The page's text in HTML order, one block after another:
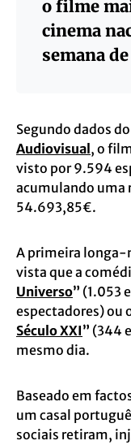
o filme
cinema
semana
Segundo dados do
Audiovisual , o
visto por 9.594
acumulando uma
54.693,85€.
A primeira longa-
vista que a
Universo” (1.053
espectadores) ou
Século XXI” (344
mesmo dia.
Baseado em
um casal
sociais retiram,